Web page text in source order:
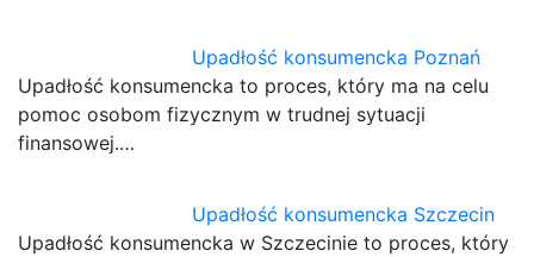
Upadłość konsumencka Poznań
Upadłość konsumencka to proces, który ma na celu
pomoc osobom fizycznym w trudnej sytuacji
finansowej.…
Upadłość konsumencka Szczecin
Upadłość konsumencka w Szczecinie to proces, który